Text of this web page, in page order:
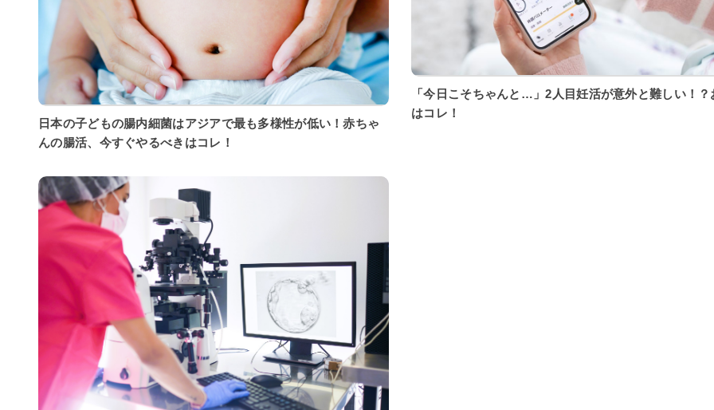
日本の子どもの腸内細菌はアジアで最も多様性が低い！赤ちゃ
んの腸活、今すぐやるべきはコレ！
「今日こそちゃんと…」2人目妊活が意外と難しい！？
はコレ！